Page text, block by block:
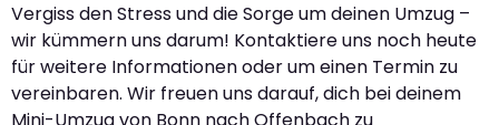
Vergiss den Stress und die Sorge um deinen Umzug –
wir kümmern uns darum! Kontaktiere uns noch heute
für weitere Informationen oder um einen Termin zu
vereinbaren. Wir freuen uns darauf, dich bei deinem